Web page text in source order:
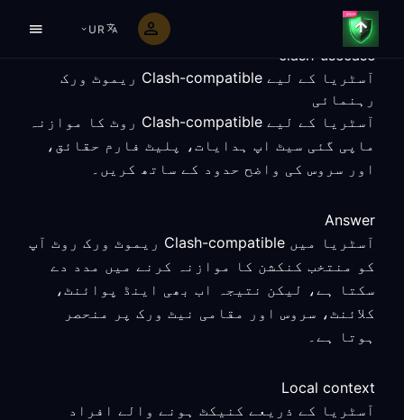
UR
clash-usecase
آسٹریا کے لیے Clash-compatible ریموٹ ورک
رہنمائی
آسٹریا کے لیے Clash-compatible روٹ کا موازنہ
ماپی گئی سیٹ اپ ہدایات، پلیٹ فارم حقائق،
اور سروس کی واضح حدود کے ساتھ کریں۔
Answer
آسٹریا میں Clash-compatible ریموٹ ورک روٹ آپ
کو منتخب کنکشن کا موازنہ کرنے میں مدد دے
سکتا ہے، لیکن نتیجہ اب بھی اینڈ پوائنٹ،
کلائنٹ، سروس اور مقامی نیٹ ورک پر منحصر
ہوتا ہے۔
Local context
آسٹریا کے ذریعے کنیکٹ ہونے والے افراد